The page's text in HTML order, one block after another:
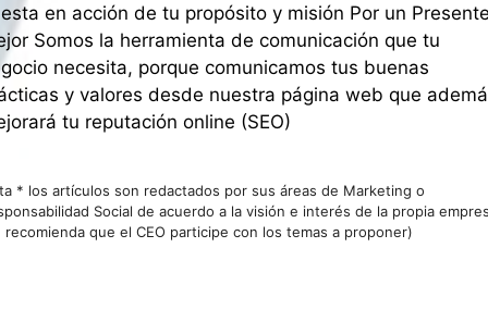
en acción de tu propósito y misión Por un
Somos la herramienta de comunicación que tu
necesita, porque comunicamos tus buenas
y valores desde nuestra página web que
tu reputación online (SEO)
* los artículos son redactados por sus áreas de Marketing o
Social de acuerdo a la visión e interés de la propia
recomienda que el CEO participe con los temas a proponer)